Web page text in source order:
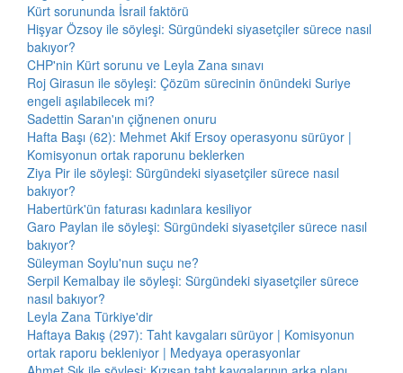
Kürt sorununda İsrail faktörü
Hişyar Özsoy ile söyleşi: Sürgündeki siyasetçiler sürece nasıl
bakıyor?
CHP'nin Kürt sorunu ve Leyla Zana sınavı
Roj Girasun ile söyleşi: Çözüm sürecinin önündeki Suriye
engeli aşılabilecek mi?
Sadettin Saran'ın çiğnenen onuru
Hafta Başı (62): Mehmet Akif Ersoy operasyonu sürüyor |
Komisyonun ortak raporunu beklerken
Ziya Pir ile söyleşi: Sürgündeki siyasetçiler sürece nasıl
bakıyor?
Habertürk'ün faturası kadınlara kesiliyor
Garo Paylan ile söyleşi: Sürgündeki siyasetçiler sürece nasıl
bakıyor?
Süleyman Soylu'nun suçu ne?
Serpil Kemalbay ile söyleşi: Sürgündeki siyasetçiler sürece
nasıl bakıyor?
Leyla Zana Türkiye'dir
Haftaya Bakış (297): Taht kavgaları sürüyor | Komisyonun
ortak raporu bekleniyor | Medyaya operasyonlar